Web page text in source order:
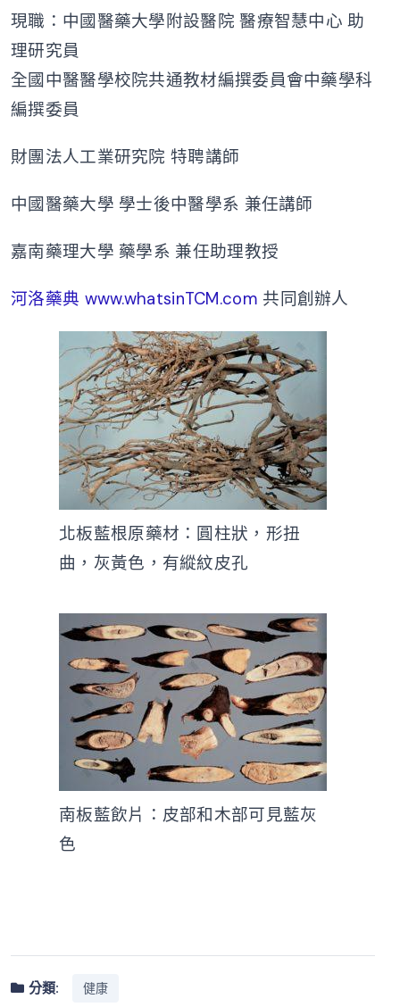
現職：中國醫藥大學附設醫院 醫療智慧中心 助
理研究員
全國中醫醫學校院共通教材編撰委員會中藥學科
編撰委員
財團法人工業研究院 特聘講師
中國醫藥大學 學士後中醫學系 兼任講師
嘉南藥理大學 藥學系 兼任助理教授
河洛藥典 www.whatsinTCM.com 共同創辦人
北板藍根原藥材：圓柱狀，形扭
曲，灰黃色，有縱紋皮孔
南板藍飲片：皮部和木部可見藍灰
色
分類: 健康